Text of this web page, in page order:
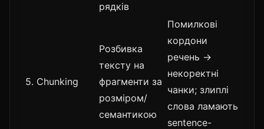
рядків
5. Chunking
Розбивка
тексту на
фрагменти за
розміром/
семантикою
Помилкові
кордони
речень →
некоректні
чанки; злиплі
слова ламають
sentence-